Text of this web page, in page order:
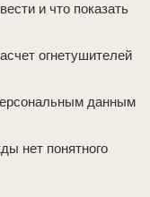
и что показать
огнетушителей
данным
нет понятного